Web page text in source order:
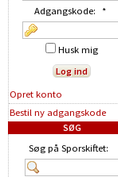
Adgangskode: *
Husk mig
Opret konto
Bestil ny adgangskode
SØG
Søg på Sporskiftet: